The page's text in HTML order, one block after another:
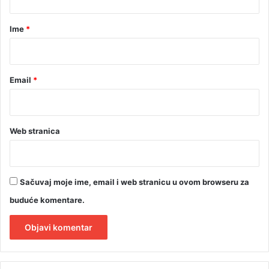
r
Ime *
Email *
Web stranica
Sačuvaj moje ime, email i web stranicu u ovom browseru za
buduće komentare.